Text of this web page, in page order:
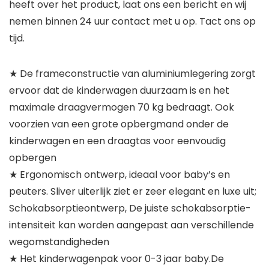
heeft over het product, laat ons een bericht en wij
nemen binnen 24 uur contact met u op. Tact ons op
tijd.
★ De frameconstructie van aluminiumlegering zorgt
ervoor dat de kinderwagen duurzaam is en het
maximale draagvermogen 70 kg bedraagt. Ook
voorzien van een grote opbergmand onder de
kinderwagen en een draagtas voor eenvoudig
opbergen
★ Ergonomisch ontwerp, ideaal voor baby’s en
peuters. Sliver uiterlijk ziet er zeer elegant en luxe uit;
Schokabsorptieontwerp, De juiste schokabsorptie-
intensiteit kan worden aangepast aan verschillende
wegomstandigheden
★ Het kinderwagenpak voor 0-3 jaar baby.De